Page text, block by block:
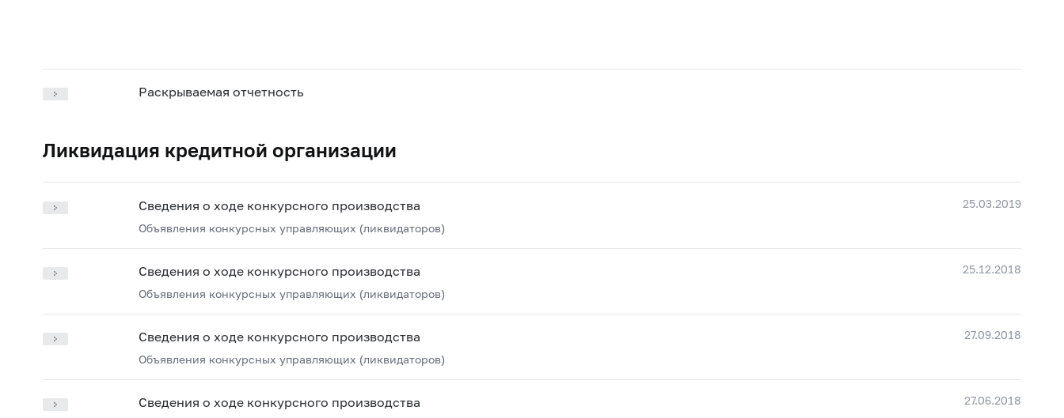
Раскрываемая отчетность
Ликвидация кредитной организации
25.03.2019
Сведения о ходе конкурсного производства
Объявления конкурсных управляющих (ликвидаторов)
25.12.2018
Сведения о ходе конкурсного производства
Объявления конкурсных управляющих (ликвидаторов)
27.09.2018
Сведения о ходе конкурсного производства
Объявления конкурсных управляющих (ликвидаторов)
27.06.2018
Сведения о ходе конкурсного производства